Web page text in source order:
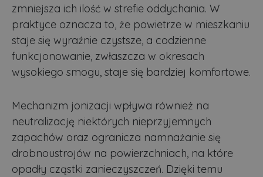
zmniejsza ich ilość w strefie oddychania. W
praktyce oznacza to, że powietrze w mieszkaniu
staje się wyraźnie czystsze, a codzienne
funkcjonowanie, zwłaszcza w okresach
wysokiego smogu, staje się bardziej komfortowe.
Mechanizm jonizacji wpływa również na
neutralizację niektórych nieprzyjemnych
zapachów oraz ogranicza namnażanie się
drobnoustrojów na powierzchniach, na które
opadły cząstki zanieczyszczeń. Dzięki temu